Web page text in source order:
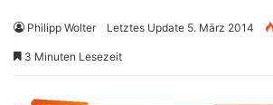
Philipp Wolter Letztes Update 5. März 2014
3 Minuten Lesezeit